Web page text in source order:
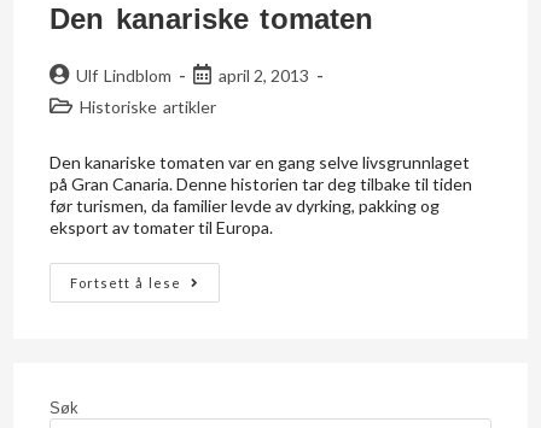
Den kanariske tomaten
Ulf Lindblom
april 2, 2013
Historiske artikler
Den kanariske tomaten var en gang selve livsgrunnlaget
på Gran Canaria. Denne historien tar deg tilbake til tiden
før turismen, da familier levde av dyrking, pakking og
eksport av tomater til Europa.
Fortsett å lese
Søk